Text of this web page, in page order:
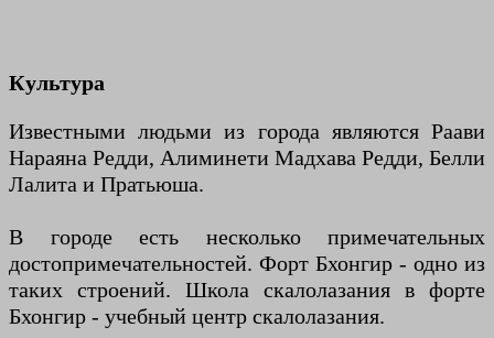
Культура
Известными людьми из города являются Раави
Нараяна Редди, Алиминети Мадхава Редди, Белли
Лалита и Пратьюша.
В городе есть несколько примечательных
достопримечательностей. Форт Бхонгир - одно из
таких строений. Школа скалолазания в форте
Бхонгир - учебный центр скалолазания.